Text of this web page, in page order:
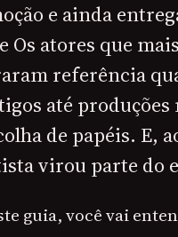
e ainda
Os atores que
referência
até
de papéis. E,
virou parte do
guia, você vai